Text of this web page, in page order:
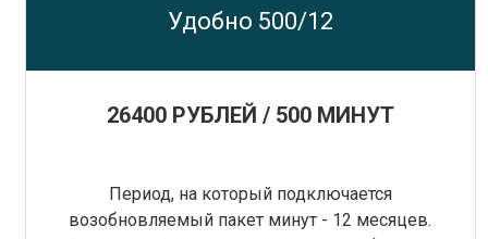
Удобно 500/12
26400 РУБЛЕЙ / 500 МИНУТ
Период, на который подключается
возобновляемый пакет минут - 12 месяцев.